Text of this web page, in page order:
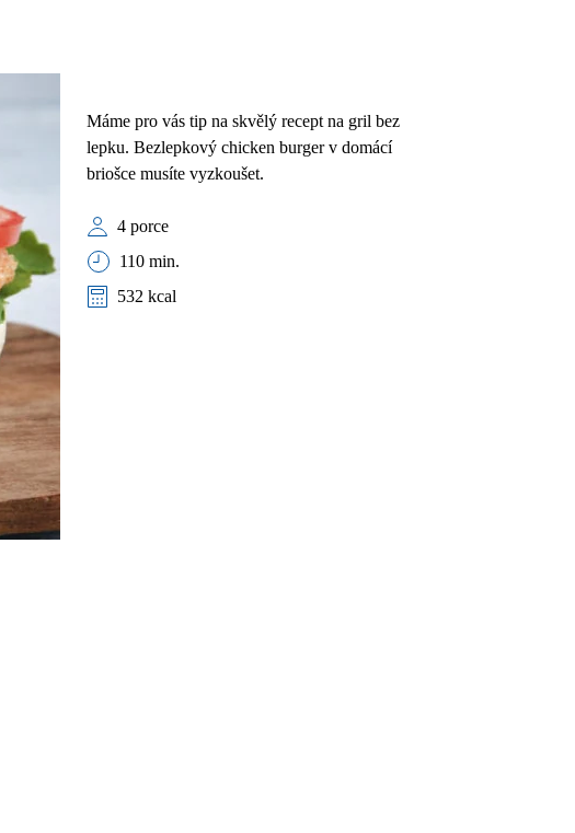
Máme pro vás tip na skvělý recept na gril bez
lepku. Bezlepkový chicken burger v domácí
briošce musíte vyzkoušet.
4 porce
110 min.
532 kcal